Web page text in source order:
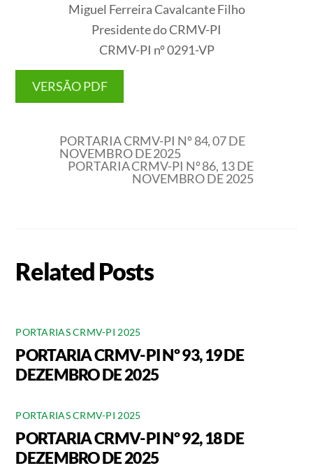
Miguel Ferreira Cavalcante Filho
Presidente do CRMV-PI
CRMV-PI nº 0291-VP
VERSÃO PDF
PORTARIA CRMV-PI Nº 84, 07 DE
NOVEMBRO DE 2025
PORTARIA CRMV-PI Nº 86, 13 DE
NOVEMBRO DE 2025
Related Posts
PORTARIAS CRMV-PI 2025
PORTARIA CRMV-PI Nº 93, 19 DE
DEZEMBRO DE 2025
PORTARIAS CRMV-PI 2025
PORTARIA CRMV-PI Nº 92, 18 DE
DEZEMBRO DE 2025